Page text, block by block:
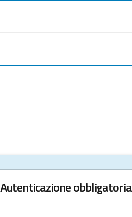
Autenticazione obbligatoria